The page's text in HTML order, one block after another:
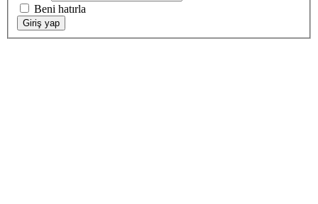
Beni hatırla
Giriş yap